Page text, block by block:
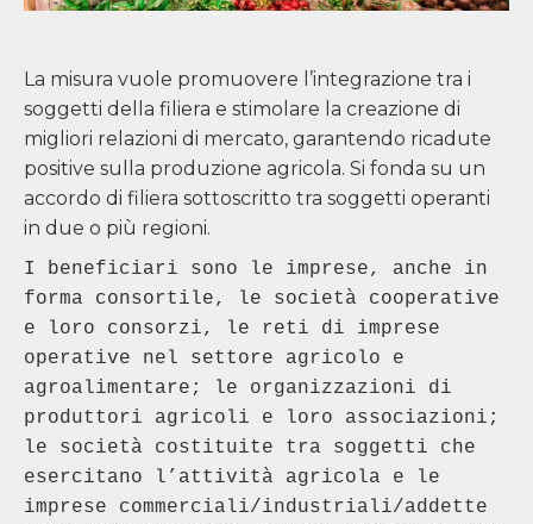
La misura vuole promuovere l’integrazione tra i
soggetti della filiera e stimolare la creazione di
migliori relazioni di mercato, garantendo ricadute
positive sulla produzione agricola. Si fonda su un
accordo di filiera sottoscritto tra soggetti operanti
in due o più regioni.
I beneficiari sono le imprese, anche in
forma consortile, le società cooperative
e loro consorzi, le reti di imprese
operative nel settore agricolo e
agroalimentare; le organizzazioni di
produttori agricoli e loro associazioni;
le società costituite tra soggetti che
esercitano l’attività agricola e le
imprese commerciali/industriali/addette